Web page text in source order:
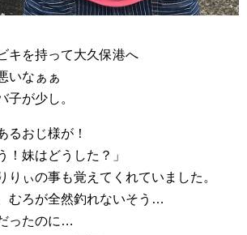
キを持って大久保港へ
いなぁぁ
子が少し。
るおじ様が！
！妹はどうした？」
りぃの事も覚えてくれていました。
むろが全然釣れないそう…
ったのに…